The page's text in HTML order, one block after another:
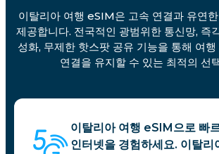
이탈리아 여행 eSIM은 고속 연결과 유연
제공합니다. 전국적인 광범위한 통신망, 즉
성화, 무제한 핫스팟 공유 기능을 통해 여
연결을 유지할 수 있는 최적의 선
이탈리아 여행 eSIM으로 빠
인터넷을 경험하세요. 이탈리